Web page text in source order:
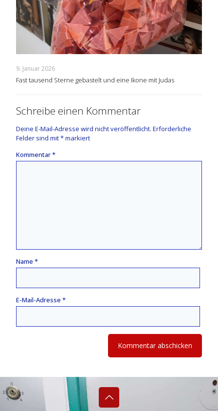
9. Januar 2026
Fast tausend Sterne gebastelt und eine Ikone mit Judas
Schreibe einen Kommentar
Deine E-Mail-Adresse wird nicht veröffentlicht. Erforderliche
Felder sind mit*markiert
Kommentar*
Name *
E-Mail-Adresse *